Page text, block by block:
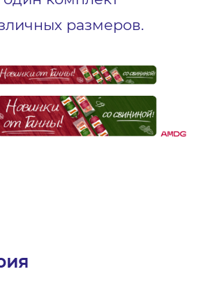
размеров.